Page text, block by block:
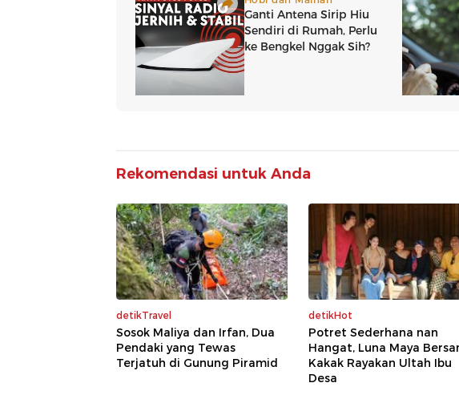
Rekomendasi untuk Anda
detikTravel
Sosok Maliya dan Irfan, Dua
Pendaki yang Tewas
Terjatuh di Gunung Piramid
detikHot
Potret Sederhana nan
Hangat, Luna Maya
Kakak Rayakan Ultah Ibu
Desa